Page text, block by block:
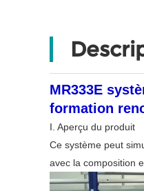
MR333E
formation
I. Aperçu du produit
Ce système peut
avec la composition